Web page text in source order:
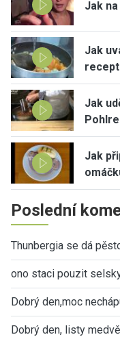
Jak
Jak
recept
Jak
Jak
Poslední
Thunbergia se dá
ono staci pouzit
Dobrý den,moc
Dobrý den, listy